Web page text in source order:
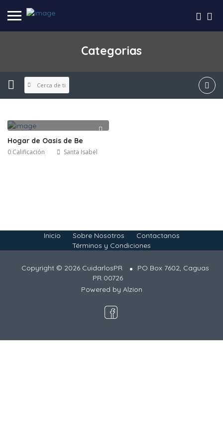
Categorias
Cerca de ti
Hogar de Oasis de Be
0 Calificación Santa Isabel
Inicio Sobre Nosotros
Contactanos
Términos y Condiciones
Copyright © 2026 CuidarlosPR
PO Box 7602, Caguas
PR 00726
Powered by Alzion